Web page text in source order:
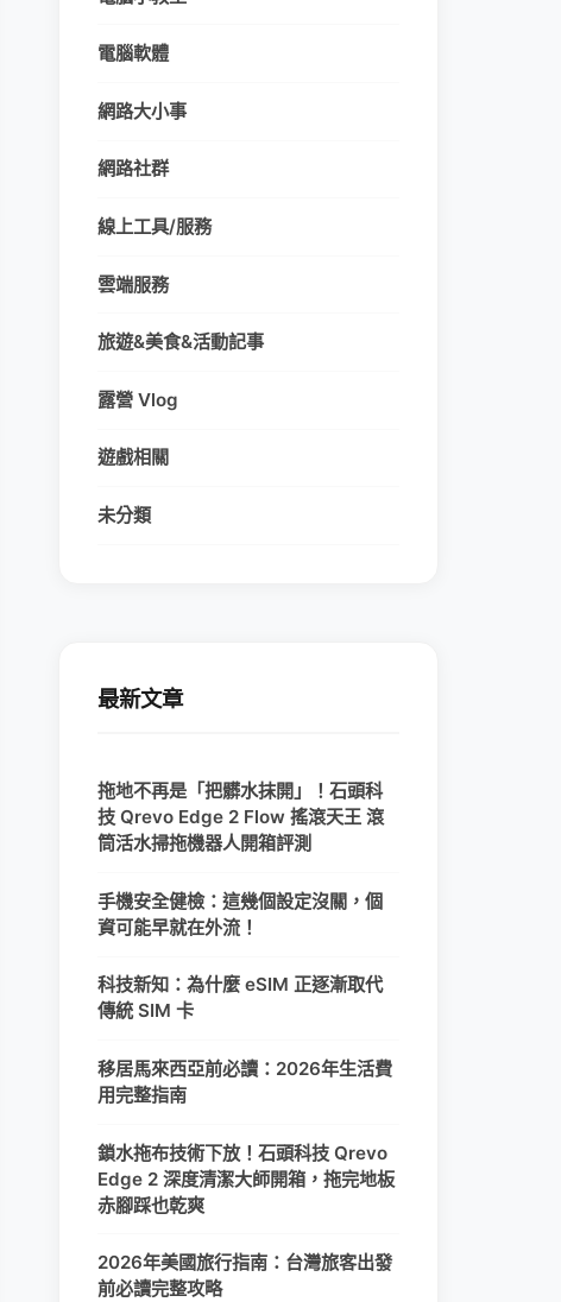
電腦軟體
網路大小事
網路社群
線上工具/服務
雲端服務
旅遊&美食&活動記事
露營 Vlog
遊戲相關
未分類
最新文章
拖地不再是「把髒水抹開」！石頭科
技 Qrevo Edge 2 Flow 搖滾天王 滾
筒活水掃拖機器人開箱評測
手機安全健檢：這幾個設定沒關，個
資可能早就在外流！
科技新知：為什麼 eSIM 正逐漸取代
傳統 SIM 卡
移居馬來西亞前必讀：2026年生活費
用完整指南
鎖水拖布技術下放！石頭科技 Qrevo
Edge 2 深度清潔大師開箱，拖完地板
赤腳踩也乾爽
2026年美國旅行指南：台灣旅客出發
前必讀完整攻略